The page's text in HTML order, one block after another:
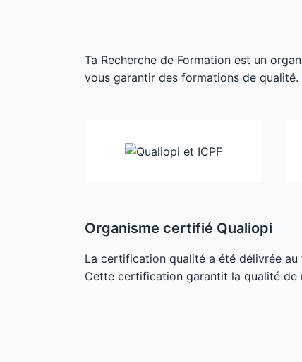
Ta Recherche de Formation est un
vous garantir des formations de qualité.
Organisme certifié Qualiopi
La certification qualité a été délivrée
Cette certification garantit la qualité de